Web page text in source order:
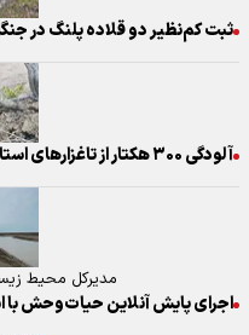
ثبت کم‌نظیر دو قلاده پلنگ در
آلودگی ۳۰۰ هکتار از تاغزار‌های استان سمنان به آفت ملخ کوهاندار
مدیرکل محیط
اجرای پایش آنلاین حیات‌وحش